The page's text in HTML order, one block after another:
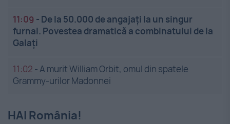
11:09 - De la 50.000 de angajați la un singur
furnal. Povestea dramatică a combinatului de la
Galați
11:02 -A murit William Orbit, omul din spatele
Grammy-urilor Madonnei
HAI România!